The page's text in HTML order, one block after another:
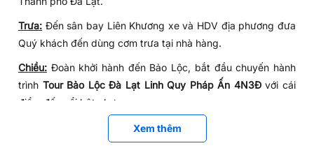
Trưa: Đến sân bay Liên Khương xe và HDV địa phương đưa
Quý khách đến dùng cơm trưa tại nhà hàng.
Chiều: Đoàn khởi hành đến Bảo Lộc, bắt đầu chuyến hành
trình Tour Bảo Lộc Đà Lạt Linh Quy Pháp Ấn 4N3Đvới cái
điểm đến nổi bật như:
- Ngôi chùa nằm trong top 20 địa
danh du lịch Đà Lạt nổi tiếng nhất, góp mặt trong MV
Xem thêm